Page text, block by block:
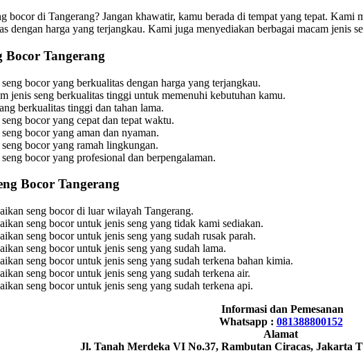
bocor di Tangerang? Jangan khawatir, kamu berada di tempat yang tepat.
dengan harga yang terjangkau. Kami juga menyediakan berbagai macam jenis
Bocor Tangerang
bocor yang berkualitas dengan harga yang terjangkau.
jenis seng berkualitas tinggi untuk memenuhi kebutuhan kamu.
berkualitas tinggi dan tahan lama.
bocor yang cepat dan tepat waktu.
bocor yang aman dan nyaman.
bocor yang ramah lingkungan.
bocor yang profesional dan berpengalaman.
Bocor Tangerang
seng bocor di luar wilayah Tangerang.
seng bocor untuk jenis seng yang tidak kami sediakan.
seng bocor untuk jenis seng yang sudah rusak parah.
seng bocor untuk jenis seng yang sudah lama.
seng bocor untuk jenis seng yang sudah terkena bahan kimia.
seng bocor untuk jenis seng yang sudah terkena air.
seng bocor untuk jenis seng yang sudah terkena api.
Informasi dan Pemesanan
Whatsapp : 081388800152
Alamat
Jl. Tanah Merdeka VI No.37, Rambutan Ciracas, Jakarta